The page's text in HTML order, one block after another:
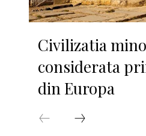
Civilizatia
considerata
din Europa